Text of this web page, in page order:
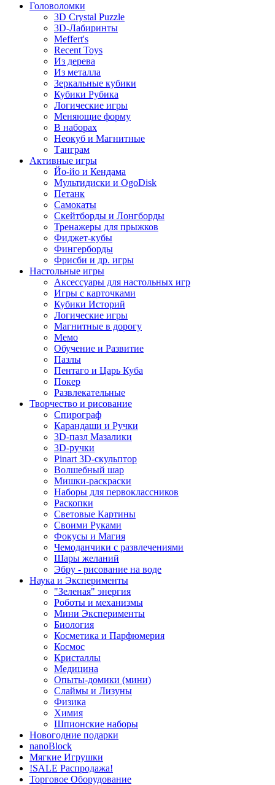
Головоломки
3D Crystal Puzzle
3D-Лабиринты
Meffert's
Recent Toys
Из дерева
Из металла
Зеркальные кубики
Кубики Рубика
Логические игры
Меняющие форму
В наборах
Неокуб и Магнитные
Танграм
Активные игры
Йо-йо и Кендама
Мультидиски и OgoDisk
Петанк
Самокаты
Скейтборды и Лонгборды
Тренажеры для прыжков
Фиджет-кубы
Фингерборды
Фрисби и др. игры
Настольные игры
Аксессуары для настольных игр
Игры с карточками
Кубики Историй
Логические игры
Магнитные в дорогу
Мемо
Обучение и Развитие
Пазлы
Пентаго и Царь Куба
Покер
Развлекательные
Творчество и рисование
Спирограф
Карандаши и Ручки
3D-пазл Мазалики
3D-ручки
Pinart 3D-скульптор
Волшебный шар
Мишки-раскраски
Наборы для первоклассников
Раскопки
Световые Картины
Своими Руками
Фокусы и Магия
Чемоданчики с развлечениями
Шары желаний
Эбру - рисование на воде
Наука и Эксперименты
"Зеленая" энергия
Роботы и механизмы
Мини Эксперименты
Биология
Косметика и Парфюмерия
Космос
Кристаллы
Медицина
Опыты-домики (мини)
Слаймы и Лизуны
Физика
Химия
Шпионские наборы
Новогодние подарки
nanoBlock
Мягкие Игрушки
!SALE Распродажа!
Торговое Оборудование